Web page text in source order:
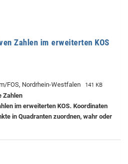
Zahlen im erweiterten KOS
FOS, Nordrhein-Westfalen 141 KB
Zahlen
im erweiterten KOS. Koordinaten
in Quadranten zuordnen, wahr oder